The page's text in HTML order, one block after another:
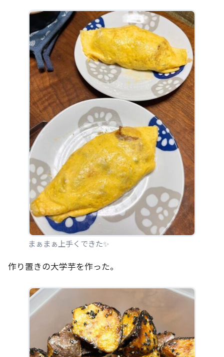
まぁまぁ上手くできた✨️
作り置きの大学芋を作った。